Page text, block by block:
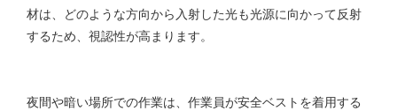
材は、どのような方向から入射した光も光源に向かって反射
するため、視認性が高まります。
夜間や暗い場所での作業は、作業員が安全ベストを着用する